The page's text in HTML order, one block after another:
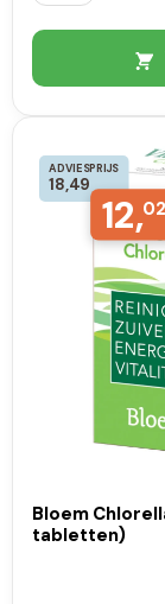
ADVIESPRIJS
18,49
12,02
Bloem
tabletten)